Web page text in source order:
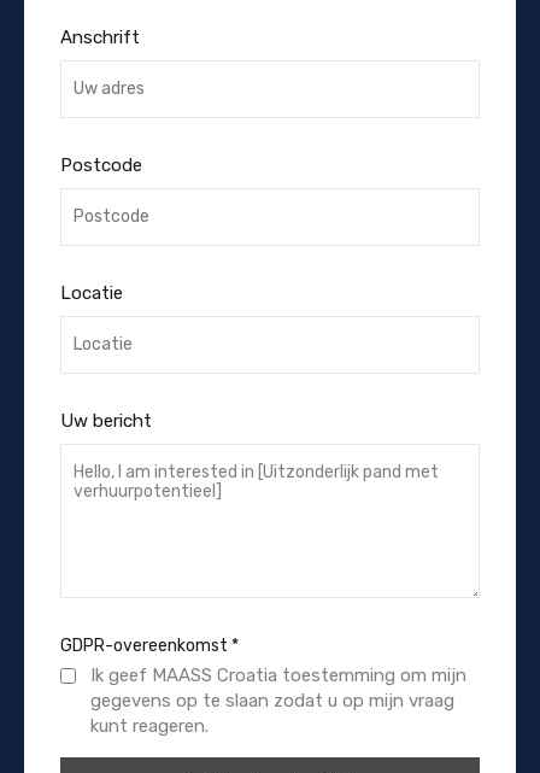
Anschrift
Postcode
Locatie
Uw bericht
GDPR-overeenkomst *
Ik geef MAASS Croatia toestemming om mijn
gegevens op te slaan zodat u op mijn vraag
kunt reageren.